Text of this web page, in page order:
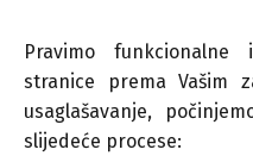
Pravimo
stranice prema Vašim
usaglašavanje,
slijedeće procese: